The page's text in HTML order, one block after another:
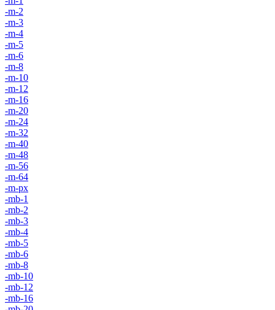
-m-2
-m-3
-m-4
-m-5
-m-6
-m-8
-m-10
-m-12
-m-16
-m-20
-m-24
-m-32
-m-40
-m-48
-m-56
-m-64
-m-px
-mb-1
-mb-2
-mb-3
-mb-4
-mb-5
-mb-6
-mb-8
-mb-10
-mb-12
-mb-16